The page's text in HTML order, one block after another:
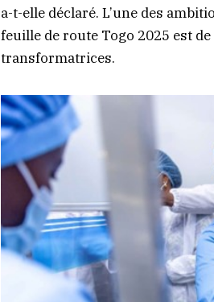
a-t-elle déclaré. L’une des
feuille de route Togo 2025 est
transformatrices.